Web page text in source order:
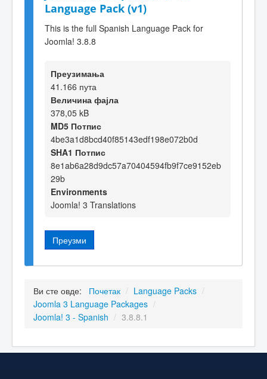
Language Pack (v1)
This is the full Spanish Language Pack for
Joomla! 3.8.8
Преузимања
41.166 пута
Величина фајла
378,05 kB
MD5 Потпис
4be3a1d8bcd40f85143edf198e072b0d
SHA1 Потпис
8e1ab6a28d9dc57a70404594fb9f7ce9152eb
29b
Environments
Joomla! 3 Translations
Преузми
Ви сте овде: Почетак / Language Packs /
Joomla 3 Language Packages /
Joomla! 3 - Spanish / 3.8.8.1